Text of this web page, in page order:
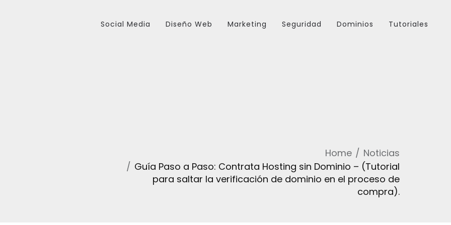
Social Media Diseño Web Marketing Seguridad Dominios Tutoriales
Home
Noticias
Guía Paso a Paso: Contrata Hosting sin Dominio – (Tutorial
para saltar la verificación de dominio en el proceso de
compra).